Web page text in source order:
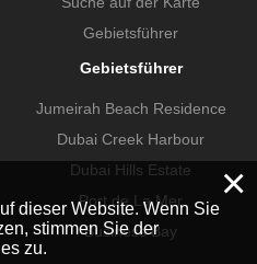
Gebietsführer
Gebietsführer
Jumeirah Beach Residence
Dubai Creek Harbour
Dubai Hills Estate
Port de La Mer
Business Bay
×
dieser Website. Wenn Sie
stimmen Sie der
zu.